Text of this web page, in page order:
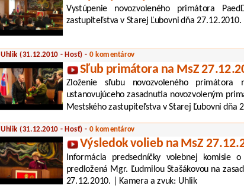
Vystúpenie novozvoleného primátora
zastupiteľstva v Starej Ľubovni dňa
Uhlik (31.12.2010 - Hosť) - 0 komentárov
Sľub primátora na MsZ
Zloženie sľubu novozvoleného
ustanovujúceho zasadnutia novozvoleným
Mestského zastupiteľstva v Starej Ľubovni dňa
Uhlik (31.12.2010 - Hosť) - 0 komentárov
Výsledok volieb na MsZ
Informácia predsedníčky volebnej komisie
predložená Mgr. Ľudmilou Stašákovou na
27.12.2010. | Kamera a zvuk: Uhlik